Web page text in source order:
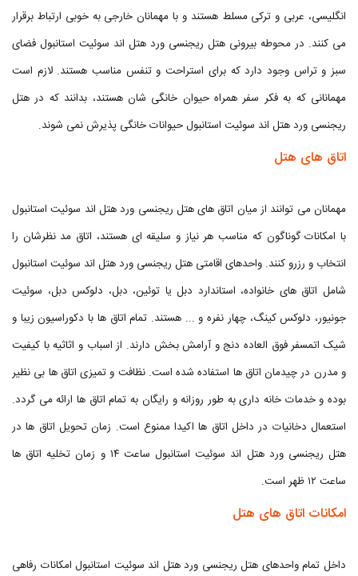
انگلیسی، عربی و ترکی مسلط هستند و با مهمانان خارجی به خوبی ارتباط برقرار
می کنند. در محوطه بیرونی هتل ریجنسی ورد هتل اند سوئیت استانبول فضای
سبز و تراس وجود دارد که برای استراحت و تنفس مناسب هستند. لازم است
مهمانانی که به فکر سفر همراه حیوان خانگی شان هستند، بدانند که در هتل
ریجنسی ورد هتل اند سوئیت استانبول حیوانات خانگی پذیرش نمی شوند.
اتاق های هتل
مهمانان می توانند از میان اتاق های هتل ریجنسی ورد هتل اند سوئیت استانبول
با امکانات گوناگون که مناسب هر نیاز و سلیقه ای هستند، اتاق مد نظرشان را
انتخاب و رزرو کنند. واحدهای اقامتی هتل ریجنسی ورد هتل اند سوئیت استانبول
شامل اتاق های خانواده، استاندارد دبل یا توئین، دبل، دلوکس دبل، سوئیت
جونیور، دلوکس کینگ، چهار نفره و ... هستند. تمام اتاق ها با دکوراسیون زیبا و
شیک اتمسفر فوق العاده دنج و آرامش بخش دارند. از اسباب و اثاثیه با کیفیت
و مدرن در چیدمان اتاق ها استفاده شده است. نظافت و تمیزی اتاق ها بی نظیر
بوده و خدمات خانه داری به طور روزانه و رایگان به تمام اتاق ها ارائه می گردد.
استعمال دخانیات در داخل اتاق ها اکیدا ممنوع است. زمان تحویل اتاق ها در
هتل ریجنسی ورد هتل اند سوئیت استانبول ساعت ۱۴ و زمان تخلیه اتاق ها
ساعت ۱۲ ظهر است.
امکانات اتاق های هتل
داخل تمام واحدهای هتل ریجنسی ورد هتل اند سوئیت استانبول امکانات رفاهی